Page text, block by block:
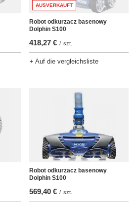
AUSVERKAUFT
Robot odkurzacz basenowy
Dolphin S100
418,27 € / szt.
+ Auf die vergleichsliste
Robot odkurzacz basenowy
Dolphin S100
569,40 € / szt.